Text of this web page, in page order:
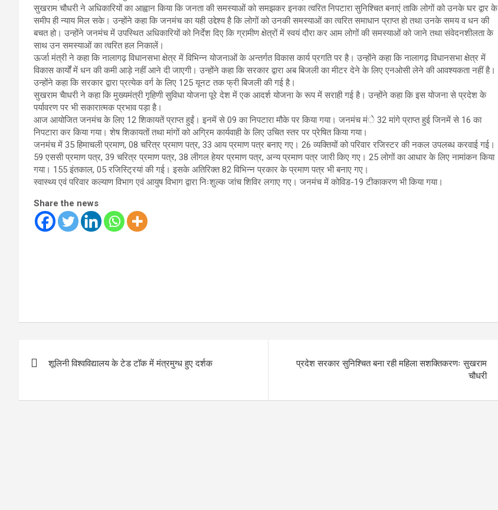
सुखराम चौधरी ने अधिकारियों का आह्वान किया कि जनता की समस्याओं को समझकर इनका त्वरित निपटारा सुनिश्चित बनाएं ताकि लोगों को उनके घर द्वार के
समीप ही न्याय मिल सके। उन्होंने कहा कि जनमंच का यही उद्देश्य है कि लोगों को उनकी समस्याओं का त्वरित समाधान प्राप्त हो तथा उनके समय व धन की
बचत हो। उन्होंने जनमंच में उपस्थित अधिकारियों को निर्देश दिए कि ग्रामीण क्षेत्रों में स्वयं दौरा कर आम लोगों की समस्याओं को जाने तथा संवेदनशीलता के
साथ उन समस्याओं का त्वरित हल निकालें।
ऊर्जा मंत्री ने कहा कि नालागढ़ विधानसभा क्षेत्र में विभिन्न योजनाओं के अन्तर्गत विकास कार्य प्रगति पर है। उन्होंने कहा कि नालागढ़ विधानसभा क्षेत्र में
विकास कार्यों में धन की कमी आड़े नहीं आने दी जाएगी। उन्होंने कहा कि सरकार द्वारा अब बिजली का मीटर देने के लिए एनओसी लेने की आवश्यकता नहीं है।
उन्होंने कहा कि सरकार द्वारा प्रत्येक वर्ग के लिए 125 यूनट तक फ्री बिजली की गई है।
सुखराम चैाधरी ने कहा कि मुख्यमंत्री गृहिणी सुविधा योजना पूरे देश में एक आदर्श योजना के रूप में सराही गई है। उन्होंने कहा कि इस योजना से प्रदेश के
पर्यावरण पर भी सकारात्मक प्रभाव पड़ा है।
आज आयोजित जनमंच के लिए 12 शिकायतें प्राप्त हुईं। इनमें से 09 का निपटारा मौके पर किया गया। जनमंच मंे 32 मांगे प्राप्त हुई जिनमें से 16 का
निपटारा कर किया गया। शेष शिकायतों तथा मांगों को अग्रिम कार्यवाही के लिए उचित स्तर पर प्रेषित किया गया।
जनमंच में 35 हिमाचली प्रमाण, 08 चरित्र प्रमाण पत्र, 33 आय प्रमाण पत्र बनाए गए। 26 व्यक्तियों को परिवार रजिस्टर की नकल उपलब्ध करवाई गई।
59 एससी प्रमाण पत्र, 39 चरित्र प्रमाण पत्र, 38 लीगल हेयर प्रमाण पत्र, अन्य प्रमाण पत्र जारी किए गए। 25 लोगों का आधार के लिए नामांकन किया
गया। 155 इंतकाल, 05 रजिस्ट्रियां की गई। इसके अतिरिक्त 82 विभिन्न प्रकार के प्रमाण पत्र भी बनाए गए।
स्वास्थ्य एवं परिवार कल्याण विभाग एवं आयुष विभाग द्वारा निःशुल्क जांच शिविर लगाए गए। जनमंच में कोविड-19 टीकाकरण भी किया गया।
Share the news
navigation
शूलिनी विश्वविद्यालय के टेड टॉक में मंत्रमुग्ध हुए दर्शक
प्रदेश सरकार सुनिश्चित बना रही महिला सशक्तिकरणः सुखराम
चौधरी